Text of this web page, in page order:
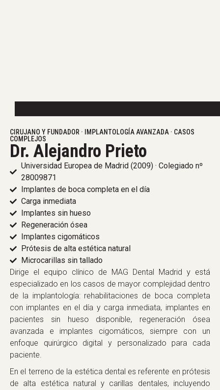
CIRUJANO Y FUNDADOR · IMPLANTOLOGÍA AVANZADA · CASOS
COMPLEJOS
Dr. Alejandro Prieto
Universidad Europea de Madrid (2009) · Colegiado nº
28009871
Implantes de boca completa en el día
Carga inmediata
Implantes sin hueso
Regeneración ósea
Implantes cigomáticos
Prótesis de alta estética natural
Microcarillas sin tallado
Dirige el equipo clínico de MAG Dental Madrid y está
especializado en los casos de mayor complejidad dentro
de la implantología: rehabilitaciones de boca completa
con implantes en el día y carga inmediata, implantes en
pacientes sin hueso disponible, regeneración ósea
avanzada e implantes cigomáticos, siempre con un
enfoque quirúrgico digital y personalizado para cada
paciente.
En el terreno de la estética dental es referente en prótesis
de alta estética natural y carillas dentales, incluyendo